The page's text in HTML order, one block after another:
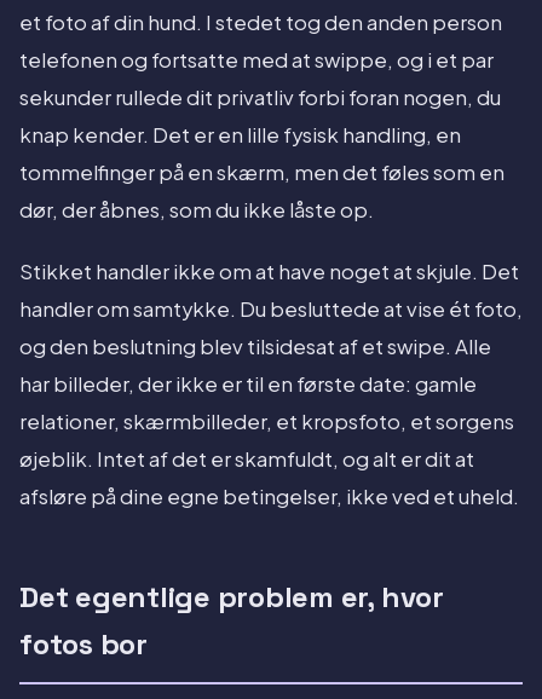
et foto af din hund. I stedet tog den anden person
telefonen og fortsatte med at swippe, og i et par
sekunder rullede dit privatliv forbi foran nogen, du
knap kender. Det er en lille fysisk handling, en
tommelfinger på en skærm, men det føles som en
dør, der åbnes, som du ikke låste op.
Stikket handler ikke om at have noget at skjule. Det
handler om samtykke. Du besluttede at vise ét foto,
og den beslutning blev tilsidesat af et swipe. Alle
har billeder, der ikke er til en første date: gamle
relationer, skærmbilleder, et kropsfoto, et sorgens
øjeblik. Intet af det er skamfuldt, og alt er dit at
afsløre på dine egne betingelser, ikke ved et uheld.
Det egentlige problem er, hvor
fotos bor